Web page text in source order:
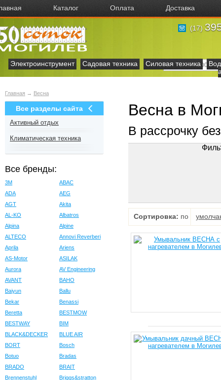
Каталог Оплата Доставка
(17)
Электроинструмент Садовая техника Силовая техника
Главная → Весна
Все разделы сайта
Активный отдых
Климатическая техника
Все бренды:
3M
ABAC
ADA
AEG
AGT
Akita
AL-KO
Albatros
Alpina
Alpine
ALTECO
Annovi Reverberi
Aprila
Ariens
AS-Motor
ASILAK
Aurora
AV Engineering
AVANT
BAHO
Baiyun
Ballu
Bekar
Benassi
Beretta
BESTMOW
BESTWAY
BIM
BLACK&DECKER
BLUE AIR
BORT
Bosch
Botuo
Bradas
BRADO
BRAIT
Brennenstuhl
Briggs&stratton
Весна в
В рассрочку
Сортировка: по